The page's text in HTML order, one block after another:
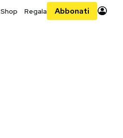
Shop Regala Abbonati